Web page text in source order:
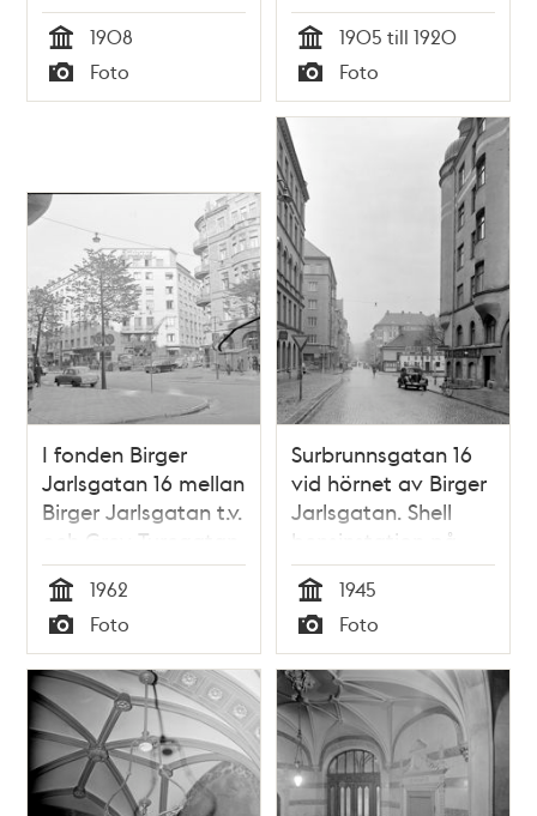
Tid
1908
Typ
Foto Tid
1905 till 1920
Typ
Foto
I fonden Birger
Jarlsgatan 16 mellan
Birger Jarlsgatan t.v.
och Grev Turegatan
Tid
1962
Typ
Foto
Surbrunnsgatan 16
vid hörnet av Birger
Jarlsgatan. Shell
bensinstation på
Birger Jarlsgatan 87
Tid
1945
Typ
Foto